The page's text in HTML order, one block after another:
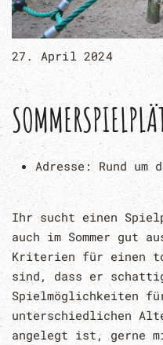
27. April 2024
Adresse: Rund um
Ihr sucht einen
auch im Sommer gut
Kriterien für einen
sind, dass er
Spielmöglichkeiten
unterschiedlichen
angelegt ist, gerne